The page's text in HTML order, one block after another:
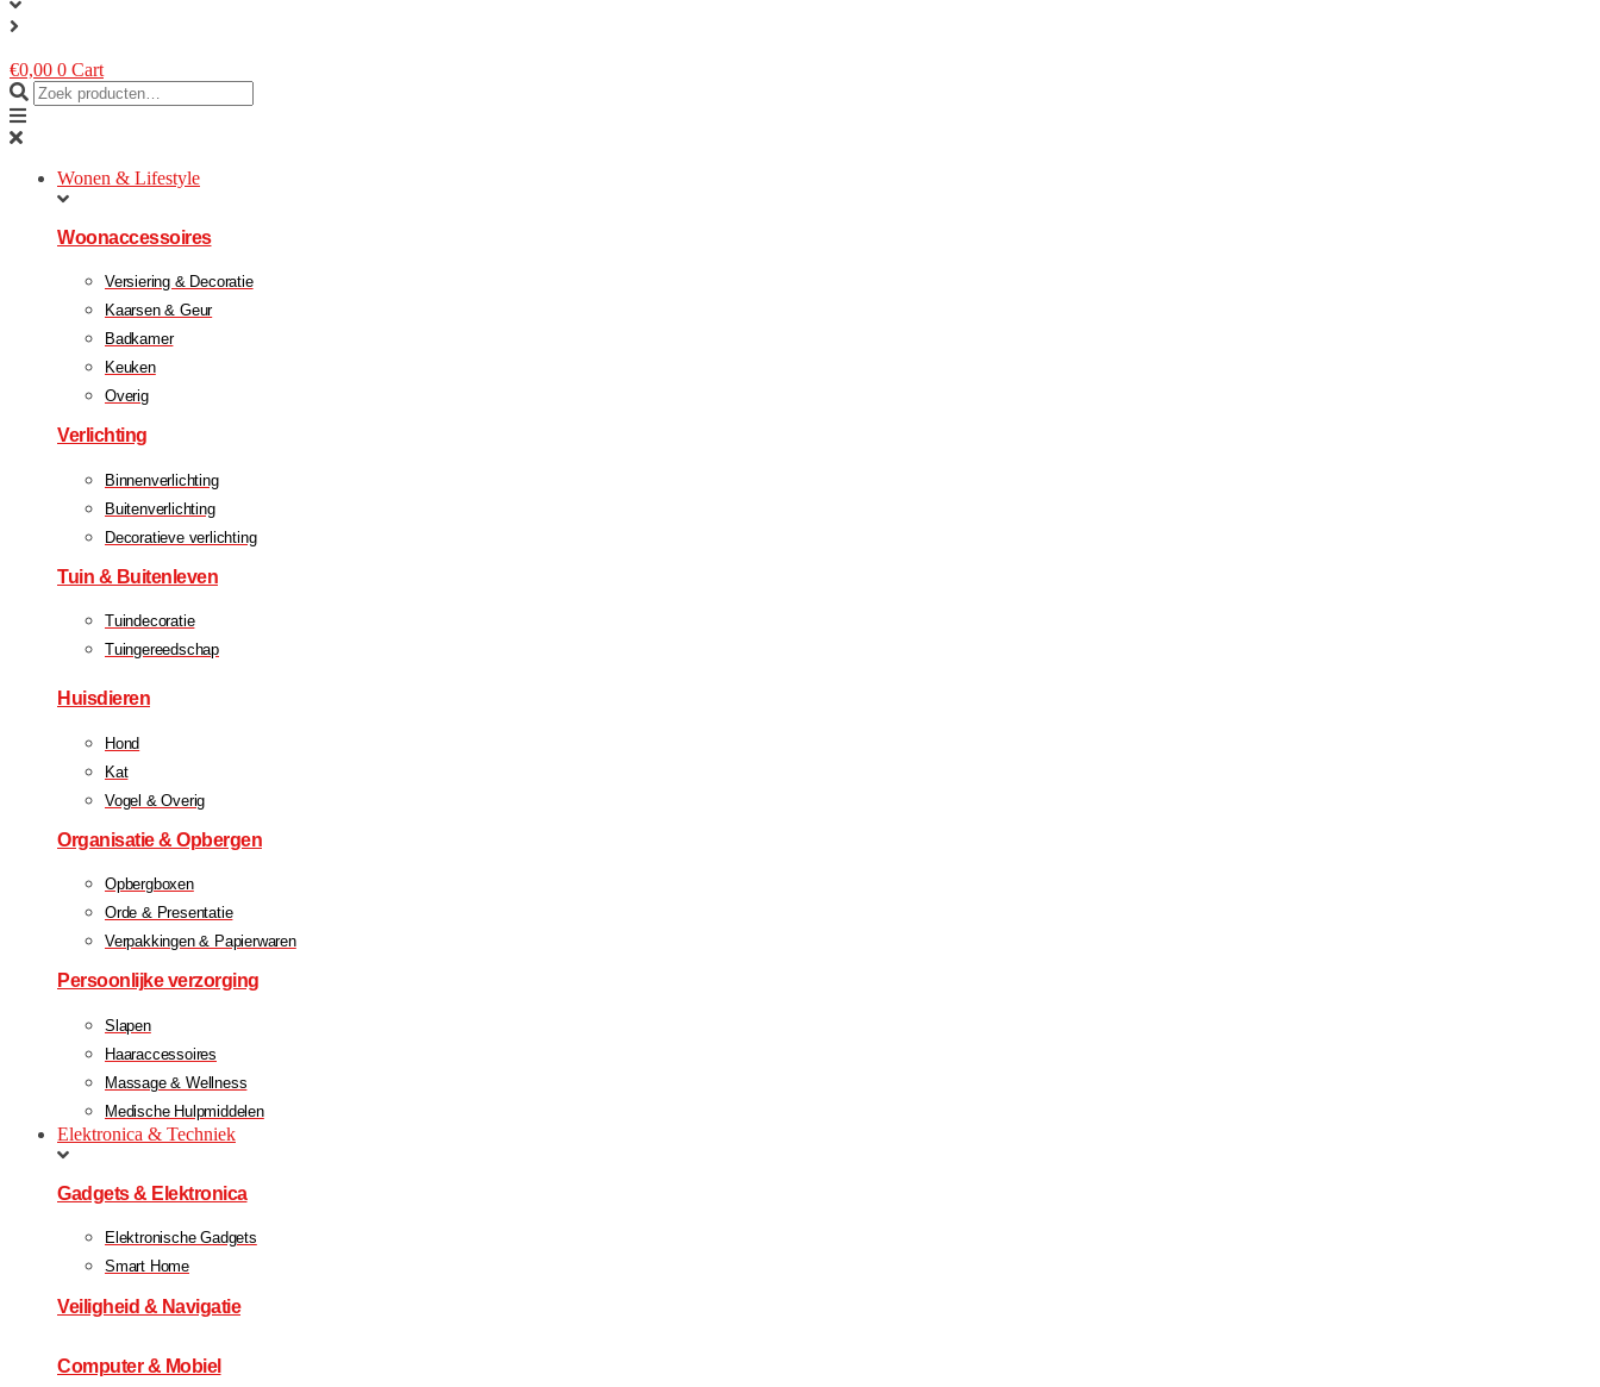
€0,00 0 Cart
Wonen & Lifestyle
Woonaccessoires
Versiering & Decoratie
Kaarsen & Geur
Badkamer
Keuken
Overig
Verlichting
Binnenverlichting
Buitenverlichting
Decoratieve verlichting
Tuin & Buitenleven
Tuindecoratie
Tuingereedschap
Huisdieren
Hond
Kat
Vogel & Overig
Organisatie & Opbergen
Opbergboxen
Orde & Presentatie
Verpakkingen & Papierwaren
Persoonlijke verzorging
Slapen
Haaraccessoires
Massage & Wellness
Medische Hulpmiddelen
Elektronica & Techniek
Gadgets & Elektronica
Elektronische Gadgets
Smart Home
Veiligheid & Navigatie
Computer & Mobiel